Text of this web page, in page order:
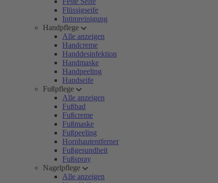
Flüssigseife
Intimreinigung
Handpflege
Alle anzeigen
Handcreme
Handdesinfektion
Handmaske
Handpeeling
Handseife
Fußpflege
Alle anzeigen
Fußbad
Fußcreme
Fußmaske
Fußpeeling
Hornhautentferner
Fußgesundheit
Fußspray
Nagelpflege
Alle anzeigen